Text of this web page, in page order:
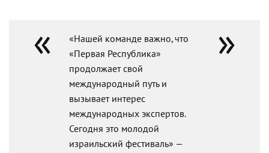
«Нашей команде важно, что
«Первая Республика»
продолжает свой
международный путь и
вызывает интерес
международных экспертов.
Сегодня это молодой
израильский фестиваль» —